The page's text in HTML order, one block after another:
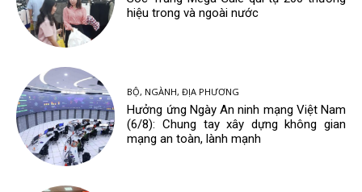
hiệu trong và ngoài nước
BỘ, NGÀNH, ĐỊA PHƯƠNG
Hưởng ứng Ngày An ninh mạng Việt Nam
(6/8): Chung tay xây dựng không gian
mạng an toàn, lành mạnh